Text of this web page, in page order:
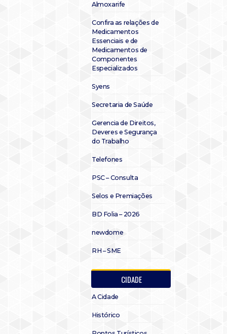
Almoxarife
Confira as relações de
Medicamentos
Essenciais e de
Medicamentos de
Componentes
Especializados
Syens
Secretaria de Saúde
Gerencia de Direitos,
Deveres e Segurança
do Trabalho
Telefones
PSC – Consulta
Selos e Premiações
BD Folia – 2026
newdome
RH – SME
CIDADE
A Cidade
Histórico